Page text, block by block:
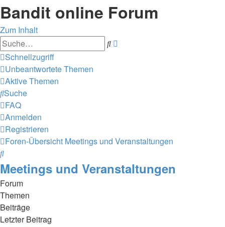
Bandit online Forum
Zum Inhalt
Suche
Schnellzugriff
Unbeantwortete Themen
Aktive Themen
Suche
FAQ
Anmelden
Registrieren
Foren-Übersicht Meetings und
Veranstaltungen
Suche
Meetings und Veranstaltungen
Forum
Themen
Beiträge